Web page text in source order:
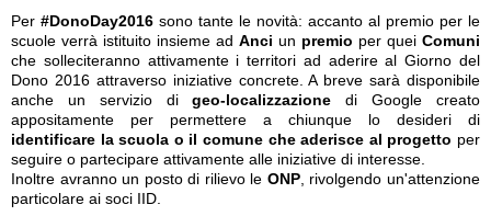
Per #DonoDay2016 sono tante le novità: accanto al premio per le
scuole verrà istituito insieme ad Anci un premio per quei Comuni
che solleciteranno attivamente i territori ad aderire al Giorno del
Dono 2016 attraverso iniziative concrete. A breve sarà disponibile
anche un servizio digeo-localizzazione di Google creato
appositamente per permettere a chiunque lo desideri di
identificare la scuola o il comune che aderisce al progetto per
seguire o partecipare attivamente alle iniziative di interesse.
Inoltre avranno un posto di rilievo le ONP, rivolgendo un'attenzione
particolare ai soci IID.